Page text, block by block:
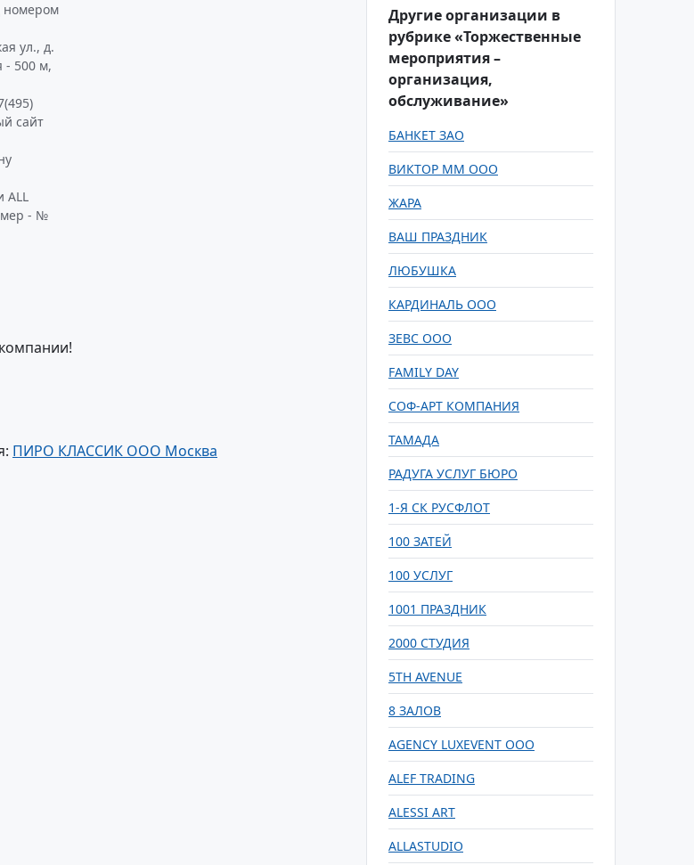
номером
ул., д.
- 500 м,
сайт
ALL
- №
ПИРО КЛАССИК ООО Москва
Другие организации в
рубрике «Торжественные
мероприятия –
организация,
обслуживание»
БАНКЕТ ЗАО
ВИКТОР ММ ООО
ЖАРА
ВАШ ПРАЗДНИК
ЛЮБУШКА
КАРДИНАЛЬ ООО
ЗЕВС ООО
FAMILY DAY
СОФ-АРТ КОМПАНИЯ
ТАМАДА
РАДУГА УСЛУГ БЮРО
1-Я СК РУСФЛОТ
100 ЗАТЕЙ
100 УСЛУГ
1001 ПРАЗДНИК
2000 СТУДИЯ
5TH AVENUE
8 ЗАЛОВ
AGENCY LUXEVENT ООО
ALEF TRADING
ALESSI ART
ALLASTUDIO